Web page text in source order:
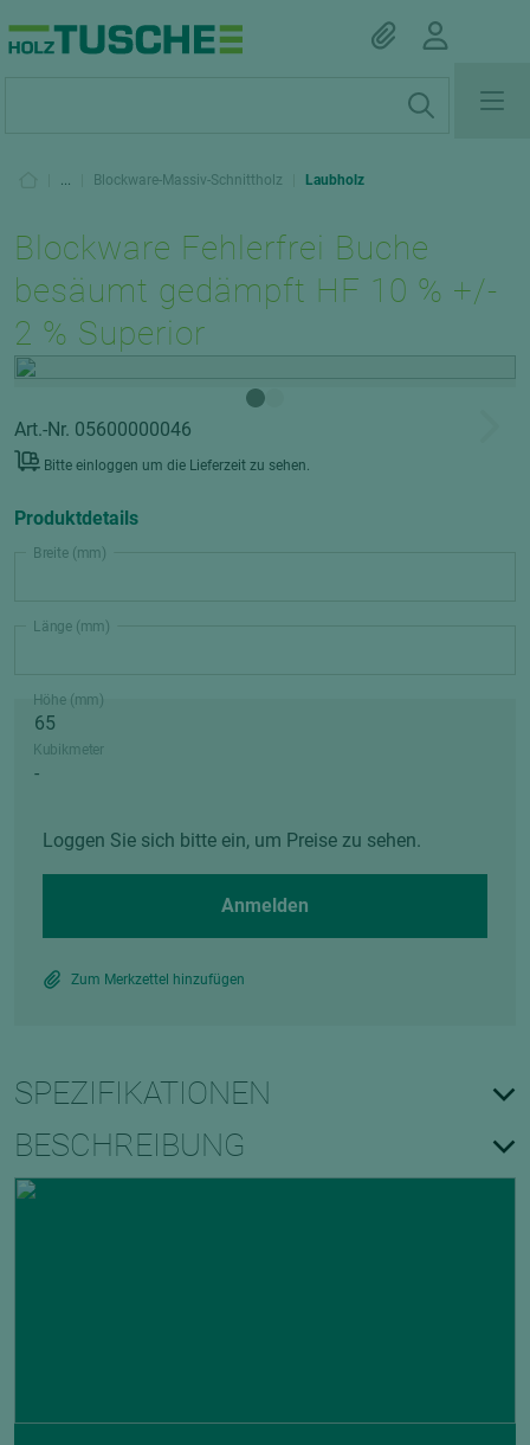
... Blockware-Massiv-Schnittholz Laubholz
Blockware Fehlerfrei Buche
besäumt gedämpft HF 10 % +/-
2 % Superior
Art.-Nr. 05600000046
Bitte einloggen um die Lieferzeit zu sehen.
Produktdetails
Breite (mm)
Länge (mm)
Höhe (mm)
Kubikmeter
Loggen Sie sich bitte ein, um Preise zu sehen.
Anmelden
Zum Merkzettel hinzufügen
SPEZIFIKATIONEN
BESCHREIBUNG